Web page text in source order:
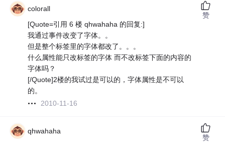
colorall
[Quote=引用 6 楼 qhwahaha 的回复:]
我通过事件改变了字体。。
但是整个标签里的字体都改了。。。
什么属性能只改标签的字体 而不改标签下面的内容的
字体吗？
[/Quote]2楼的我试过是可以的，字体属性是不可以
的。
2010-11-16
赞
qhwahaha
赞